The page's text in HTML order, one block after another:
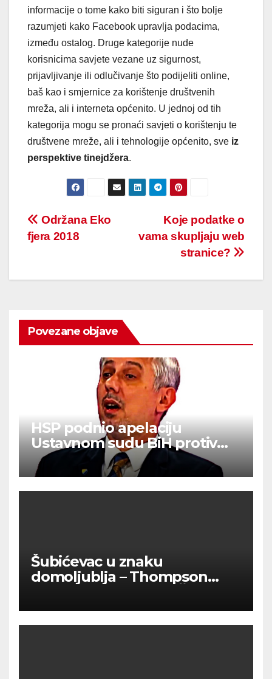
informacije o tome kako biti siguran i što bolje
razumjeti kako Facebook upravlja podacima,
između ostalog. Druge kategorije nude
korisnicima savjete vezane uz sigurnost,
prijavljivanje ili odlučivanje što podijeliti online,
baš kao i smjernice za korištenje društvenih
mreža, ali i interneta općenito. U jednoj od tih
kategorija mogu se pronaći savjeti o korištenju te
društvene mreže, ali i tehnologije općenito, sve iz
perspektive tinejdžera.
Post
navigation
Koje podatke o
vama skupljaju web
stranice?
Održana Eko
fjera 2018
Povezane objave
HSP podnio apelaciju
Ustavnom sudu BiH protiv
ovjere kandidature Slavena
Kovačevića
Šubićevac u znaku
domoljublja – Thompson